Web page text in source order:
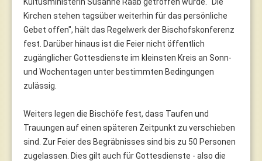
Kirchen stehen tagsüber weiterhin für das persönliche
Gebet offen", hält das Regelwerk der Bischofskonferenz
fest. Darüber hinaus ist die Feier nicht öffentlich
zugänglicher Gottesdienste im kleinsten Kreis an Sonn-
und Wochentagen unter bestimmten Bedingungen
zulässig.
Weiters legen die Bischöfe fest, dass Taufen und
Trauungen auf einen späteren Zeitpunkt zu verschieben
sind. Zur Feier des Begräbnisses sind bis zu 50 Personen
zugelassen. Dies gilt auch für Gottesdienste - also die